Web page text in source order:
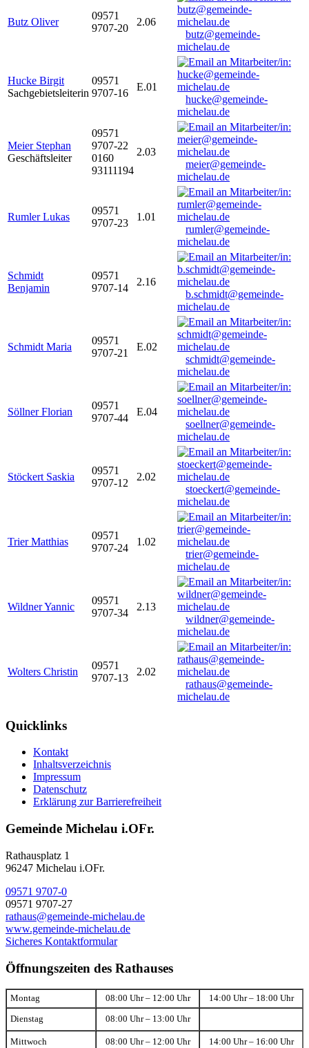
Butz Oliver
09571
9707-20
2.06
butz@gemeinde-
michelau.de
Hucke Birgit
Sachgebietsleiterin
09571
9707-16
E.01
hucke@gemeinde-
michelau.de
Meier Stephan
Geschäftsleiter
09571
9707-22
0160
93111194
2.03
meier@gemeinde-
michelau.de
Rumler Lukas
09571
9707-23
1.01
rumler@gemeinde-
michelau.de
Schmidt
Benjamin
09571
9707-14
2.16
b.schmidt@gemeinde-
michelau.de
Schmidt Maria
09571
9707-21
E.02
schmidt@gemeinde-
michelau.de
Söllner Florian
09571
9707-44
E.04
soellner@gemeinde-
michelau.de
Stöckert Saskia
09571
9707-12
2.02
stoeckert@gemeinde-
michelau.de
Trier Matthias
09571
9707-24
1.02
trier@gemeinde-
michelau.de
Wildner Yannic
09571
9707-34
2.13
wildner@gemeinde-
michelau.de
Wolters Christin
09571
9707-13
2.02
rathaus@gemeinde-
michelau.de
Quicklinks
Kontakt
Inhaltsverzeichnis
Impressum
Datenschutz
Erklärung zur Barrierefreiheit
Gemeinde Michelau i.OFr.
Rathausplatz 1
96247 Michelau i.OFr.
09571 9707-0
09571 9707-27
rathaus@gemeinde-michelau.de
www.gemeinde-michelau.de
Sicheres Kontaktformular
Öffnungszeiten des Rathauses
Montag 08:00 Uhr – 12:00 Uhr 14:00 Uhr – 18:00 Uhr
Dienstag 08:00 Uhr – 13:00 Uhr
Mittwoch 08:00 Uhr – 12:00 Uhr 14:00 Uhr – 16:00 Uhr